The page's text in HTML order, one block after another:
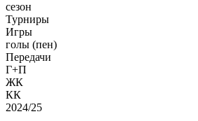
сезон
Турниры
Игры
голы (пен)
Передачи
Г+П
ЖК
КК
2024/25